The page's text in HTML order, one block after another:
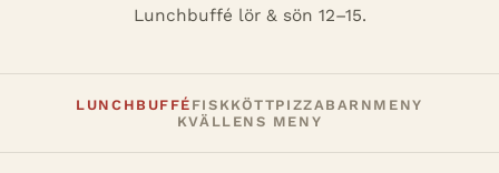
Lunchbuffé lör & sön 12–15.
LUNCHBUFFÉ FISKKÖTTPIZZABARNMENY
KVÄLLENS MENY